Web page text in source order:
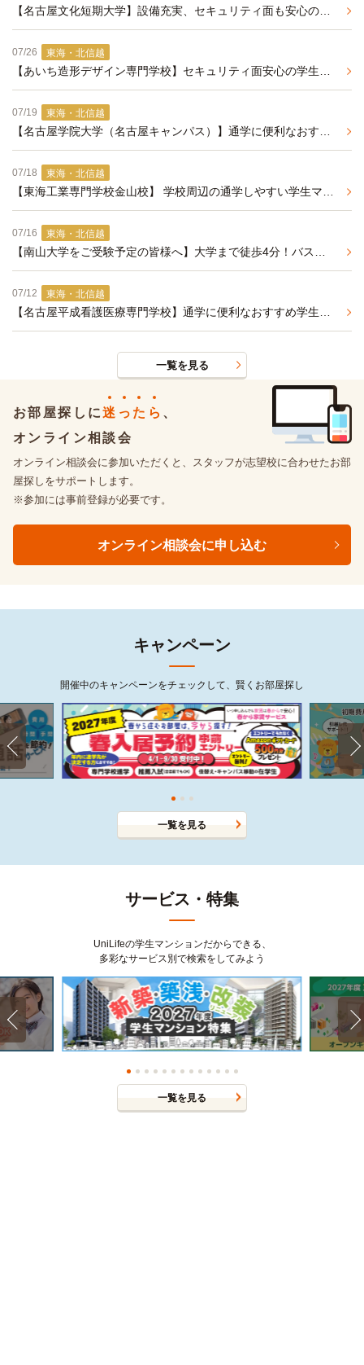
【名古屋文化短期大学】設備充実、セキュリティ面も安心の学生マンション
07/26 東海・北信越
【あいち造形デザイン専門学校】セキュリティ面安心の学生マンションのご紹介
07/19 東海・北信越
【名古屋学院大学（名古屋キャンパス）】通学に便利なおすすめ学生マンションのご紹介
07/18 東海・北信越
【東海工業専門学校金山校】 学校周辺の通学しやすい学生マンション
07/16 東海・北信越
【南山大学をご受験予定の皆様へ】大学まで徒歩4分！バストイレ別のおすすめ学生マンションのご紹介
07/12 東海・北信越
【名古屋平成看護医療専門学校】通学に便利なおすすめ学生マンションのご紹介
一覧を見る
お部屋探しに迷 っ た ら 、
オンライン相談会
オンライン相談会に参加いただくと、スタッフが志望校に合わせたお部
屋探しをサポートします。
※参加には事前登録が必要です。
オンライン相談会に申し込む
キャンペーン
開催中のキャンペーンをチェックして、賢くお部屋探し
一覧を見る
サービス・特集
UniLifeの学生マンションだからできる、
多彩なサービス別で検索をしてみよう
一覧を見る